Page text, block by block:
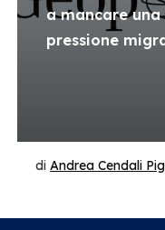
a mancare
pressione
di Andrea Cendali